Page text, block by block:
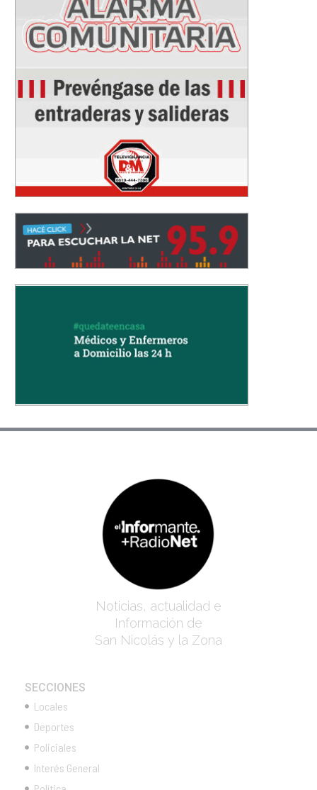
Noticias, actualidad e
Información de
San Nicolás y la Zona
SECCIONES
Locales
Deportes
Policiales
Interés General